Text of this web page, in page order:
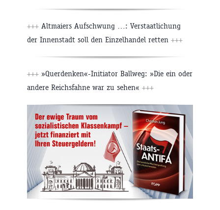
+++ Altmaiers Aufschwung …: Verstaatlichung
der Innenstadt soll den Einzelhandel retten +++
+++ »Querdenken«-Initiator Ballweg: »Die ein oder
andere Reichsfahne war zu sehen« +++